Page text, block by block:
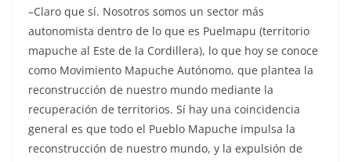
–Claro que sí. Nosotros somos un sector más
autonomista dentro de lo que es Puelmapu (territorio
mapuche al Este de la Cordillera), lo que hoy se conoce
como Movimiento Mapuche Autónomo, que plantea la
reconstrucción de nuestro mundo mediante la
recuperación de territorios. Sí hay una coincidencia
general es que todo el Pueblo Mapuche impulsa la
reconstrucción de nuestro mundo, y la expulsión de